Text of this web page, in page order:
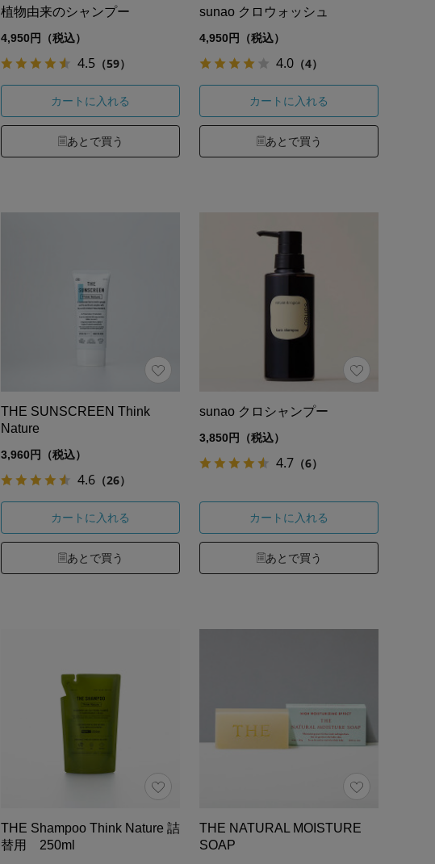
植物由来のシャンプー
4,950円（税込）
4.5 （59）
カートに入れる
あとで買う
sunao クロウォッシュ
4,950円（税込）
4.0 （4）
カートに入れる
あとで買う
THE SUNSCREEN Think
Nature
3,960円（税込）
4.6 （26）
カートに入れる
あとで買う
sunao クロシャンプー
3,850円（税込）
4.7 （6）
カートに入れる
あとで買う
THE Shampoo Think Nature 詰
替用 250ml
THE NATURAL MOISTURE
SOAP